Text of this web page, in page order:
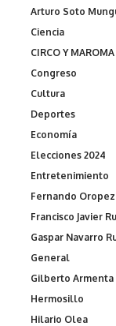
Arturo Soto
Ciencia
CIRCO Y MAROMA
Congreso
Cultura
Deportes
Economía
Elecciones 2024
Entretenimiento
Fernando
Francisco Javier
Gaspar Navarro
General
Gilberto Armenta
Hermosillo
Hilario Olea